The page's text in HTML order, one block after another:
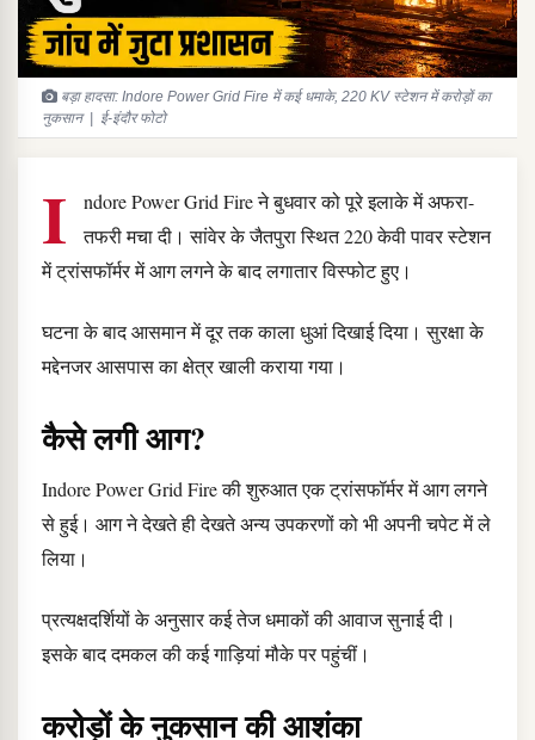
बड़ा हादसा: Indore Power Grid Fire में कई धमाके, 220 KV स्टेशन में करोड़ों का
नुकसान | ई-इंदौर फोटो
I
ndore Power Grid Fire ने बुधवार को पूरे इलाके में अफरा-
तफरी मचा दी। सांवेर के जैतपुरा स्थित 220 केवी पावर स्टेशन
में ट्रांसफॉर्मर में आग लगने के बाद लगातार विस्फोट हुए।
घटना के बाद आसमान में दूर तक काला धुआं दिखाई दिया। सुरक्षा के
मद्देनजर आसपास का क्षेत्र खाली कराया गया।
कैसे लगी आग?
Indore Power Grid Fire की शुरुआत एक ट्रांसफॉर्मर में आग लगने
से हुई। आग ने देखते ही देखते अन्य उपकरणों को भी अपनी चपेट में ले
लिया।
प्रत्यक्षदर्शियों के अनुसार कई तेज धमाकों की आवाज सुनाई दी।
इसके बाद दमकल की कई गाड़ियां मौके पर पहुंचीं।
करोड़ों के नुकसान की आशंका